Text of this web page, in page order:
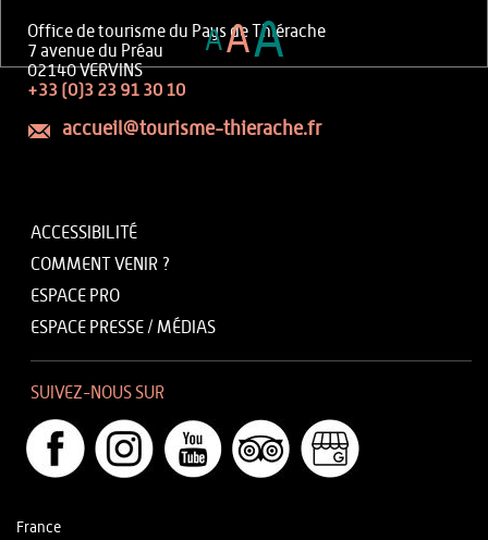
Office de tourisme du Pays de Thiérache
7 avenue du Préau
02140 VERVINS
+33 (0)3 23 91 30 10
accueil@tourisme-thierache.fr
ACCESSIBILITÉ
COMMENT VENIR ?
ESPACE PRO
ESPACE PRESSE / MÉDIAS
SUIVEZ-NOUS SUR
France
AAA